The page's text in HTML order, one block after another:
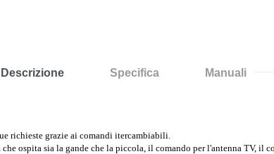
Descrizione Specifica Manuali
richieste grazie ai comandi itercambiabili.
ospita sia la gande che la piccola, il comando per l'antenna TV, il